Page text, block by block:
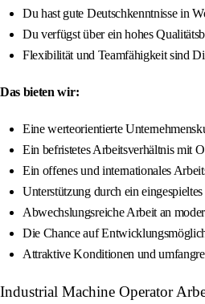
Du hast gute Deutschkenntnisse in
Du verfügst über ein hohes
Flexibilität und Teamfähigkeit sind
Das bieten wir:
Eine werteorientierte
Ein befristetes Arbeitsverhältnis mit
Ein offenes und internationales
Unterstützung durch ein
Abwechslungsreiche Arbeit an
Die Chance auf
Attraktive Konditionen und
Industrial Machine Operator